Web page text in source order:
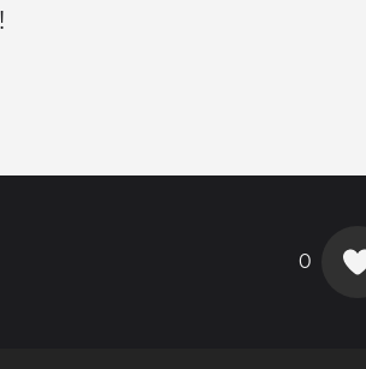
0